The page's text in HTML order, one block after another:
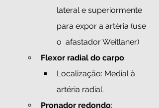
lateral e superiormente
para expor a artéria (use
o  afastador Weitlaner)
Flexor radial do carpo:
Localização: Medial à
artéria radial.
Pronador redondo: